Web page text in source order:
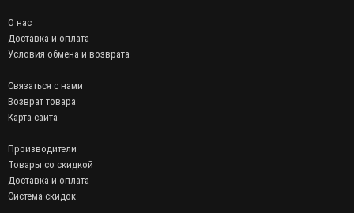
О нас
Доставка и оплата
Условия обмена и возврата
Связаться с нами
Возврат товара
Карта сайта
Производители
Товары со скидкой
Доставка и оплата
Система скидок